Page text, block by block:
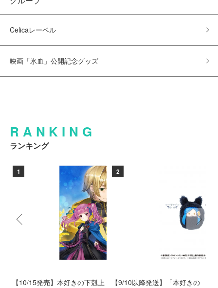
Celicaレーベル
映画「氷血」公開記念グッズ
RANKING
ランキング
1
【10/15発売】本好きの下剋上
2
【9/10以降発送】「本好きの